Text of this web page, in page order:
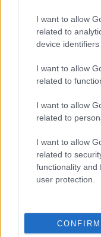
I want to allow
related to
device identifiers
I want to allow
related to
I want to allow
related to
I want to allow
related to
functionality and
user protection.
CONFIRM
ΕΘΝΟΣ θα
διαγράφονται